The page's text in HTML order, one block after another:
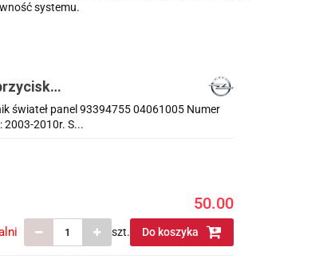
systemu.
świateł panel 93394755 04061005 Numer
2003-2010r. S...
50.00
szt. Do koszyka